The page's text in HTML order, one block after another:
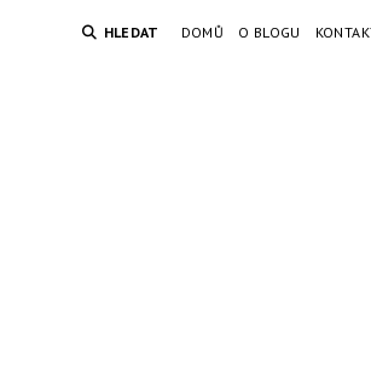
HLEDAT DOMŮ O BLOGU